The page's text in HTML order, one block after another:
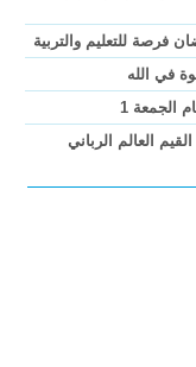
فرصة للتعليم والتربية
في الله
الجمعة 1
القيم العالم الرباني